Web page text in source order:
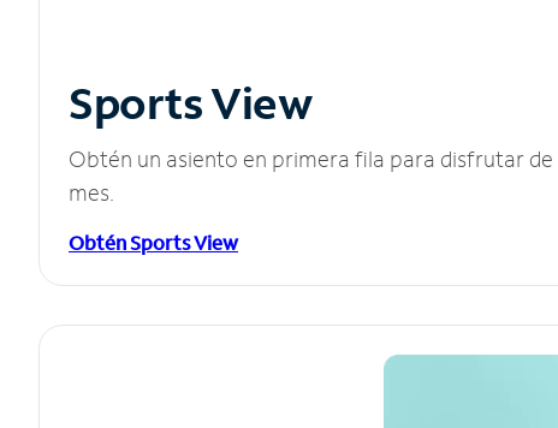
Sports View
Obtén un asiento en primera fila para disfrutar
mes.
Obtén Sports View